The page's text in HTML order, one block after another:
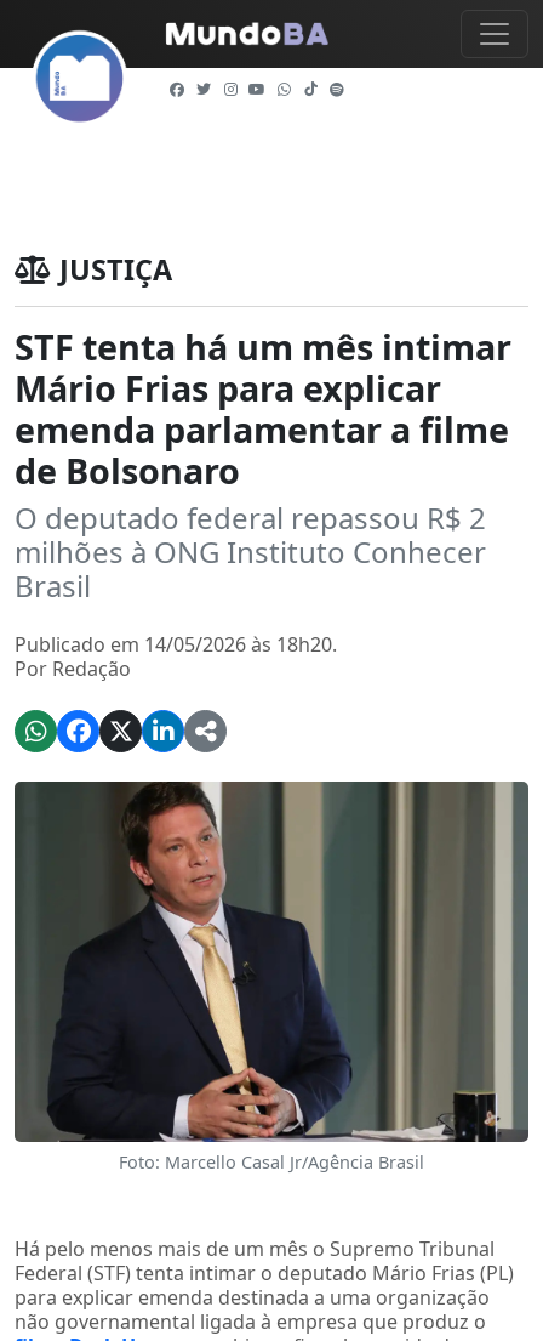
JUSTIÇA
STF tenta há um mês intimar
Mário Frias para explicar
emenda parlamentar a filme
de Bolsonaro
O deputado federal repassou R$ 2
milhões à ONG Instituto Conhecer
Brasil
Publicado em 14/05/2026 às 18h20.
Por Redação
Foto: Marcello Casal Jr/Agência Brasil
Há pelo menos mais de um mês o Supremo Tribunal
Federal (STF) tenta intimar o deputado Mário Frias (PL)
para explicar emenda destinada a uma organização
não governamental ligada à empresa que produz o